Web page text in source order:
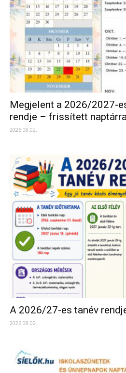
Megjelent a 2026/2027-
rendje – frissített
2026.08.02.
A 2026/27-es tanév
2026.08.02.